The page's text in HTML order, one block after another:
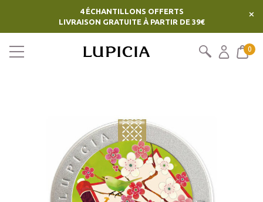
4 ÉCHANTILLONS OFFERTS
LIVRAISON GRATUITE À PARTIR DE 39€
×
0